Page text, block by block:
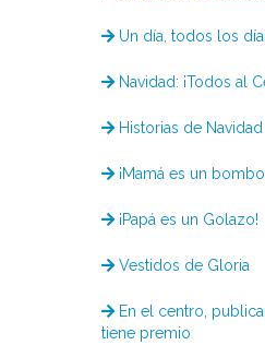
Un día, todos los
Navidad: ¡Todos al
Historias de Navidad
¡Mamá es un
¡Papá es un Golazo!
Vestidos de Gloria
En el centro,
tiene premio